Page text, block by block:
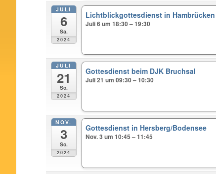
JULI
6
Sa.
2024
Lichtblickgottesdienst in Hambrücken
Juli 6 um 18:30 – 19:30
JULI
21
So.
2024
Gottesdienst beim DJK Bruchsal
Juli 21 um 09:30 – 10:30
NOV.
3
So.
2024
Gottesdienst in Hersberg/Bodensee
Nov. 3 um 10:45 – 11:45